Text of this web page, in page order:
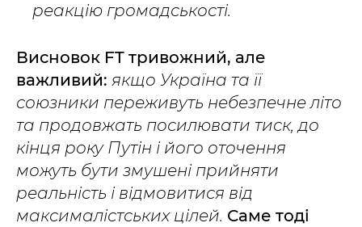
реакцію громадськості.
Висновок FT тривожний, але
важливий: якщо Україна та її
союзники переживуть небезпечне літо
та продовжать посилювати тиск, до
кінця року Путін і його оточення
можуть бути змушені прийняти
реальність і відмовитися від
максималістських цілей. Саме тоді